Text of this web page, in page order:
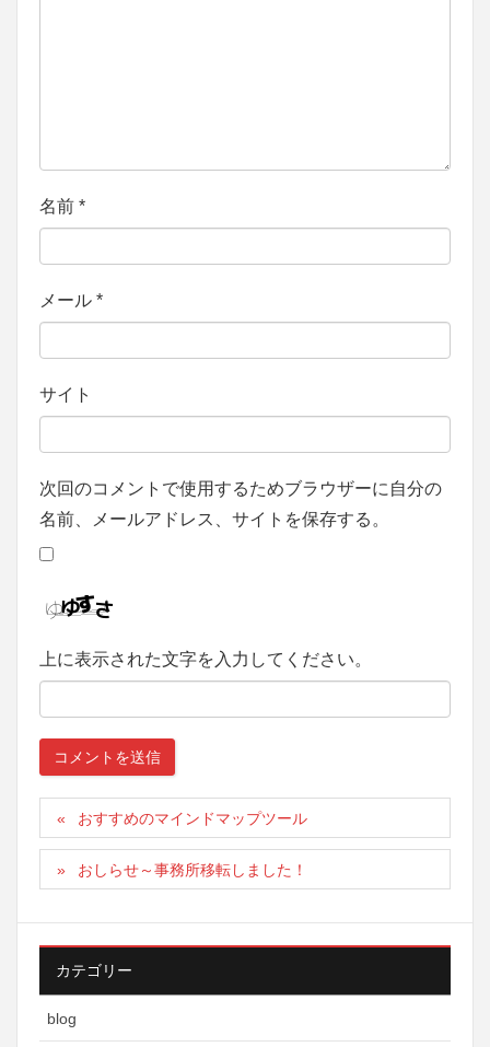
名前 *
メール *
サイト
次回のコメントで使用するためブラウザーに自分の
名前、メールアドレス、サイトを保存する。
上に表示された文字を入力してください。
おすすめのマインドマップツール
おしらせ～事務所移転しました！
カテゴリー
blog